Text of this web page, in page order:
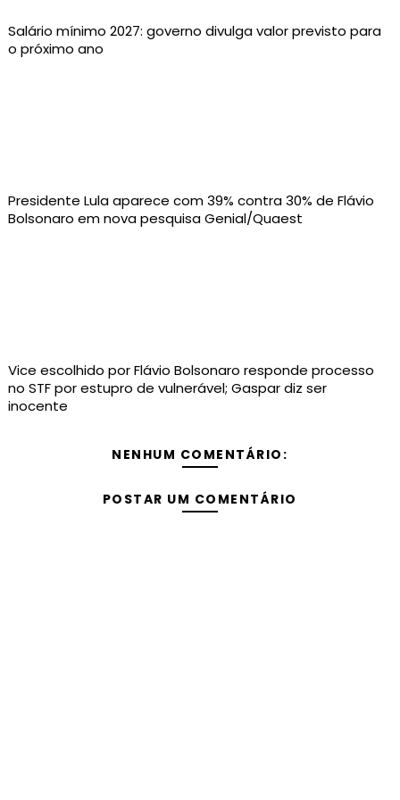
Salário mínimo 2027: governo divulga valor previsto para
o próximo ano
Presidente Lula aparece com 39% contra 30% de Flávio
Bolsonaro em nova pesquisa Genial/Quaest
Vice escolhido por Flávio Bolsonaro responde processo
no STF por estupro de vulnerável; Gaspar diz ser
inocente
NENHUM COMENTÁRIO:
POSTAR UM COMENTÁRIO